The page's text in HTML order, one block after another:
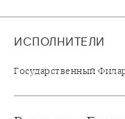
ИСПОЛНИТЕЛИ
Государственный